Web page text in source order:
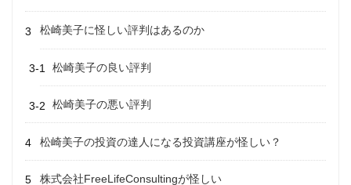
松崎美子に怪しい評判はあるのか
松崎美子の良い評判
松崎美子の悪い評判
松崎美子の投資の達人になる投資講座が怪しい？
株式会社FreeLifeConsultingが怪しい